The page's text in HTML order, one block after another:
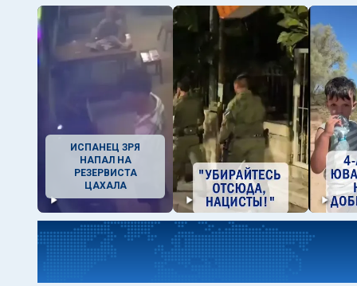
ИСПАНЕЦ ЗРЯ
НАПАЛ НА
РЕЗЕРВИСТА
ЦАХАЛА